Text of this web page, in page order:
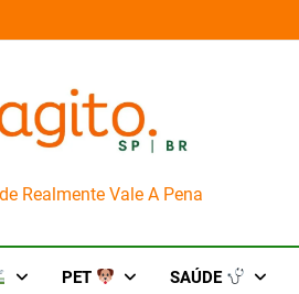
e arte
Realmente Vale A Pena
PET SAÚDE